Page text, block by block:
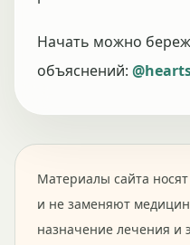
Начать можно
объяснений:
Материалы сайта
и не заменяют
назначение лечения